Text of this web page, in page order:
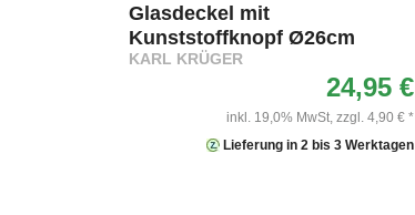
Glasdeckel mit
Kunststoffknopf Ø26cm
KARL KRÜGER
24,95 €
inkl. 19,0% MwSt, zzgl. 4,90 € *
Lieferung in 2 bis 3 Werktagen